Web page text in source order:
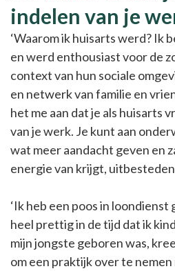
indelen van je
‘Waarom ik huisarts werd? Ik
en werd enthousiast voor de
context van hun sociale
en netwerk van familie en
het me aan dat je als huisarts
van je werk. Je kunt aan
wat meer aandacht geven en
energie van krijgt,
‘Ik heb een poos in
heel prettig in de tijd dat ik
mijn jongste geboren was,
om een praktijk over te